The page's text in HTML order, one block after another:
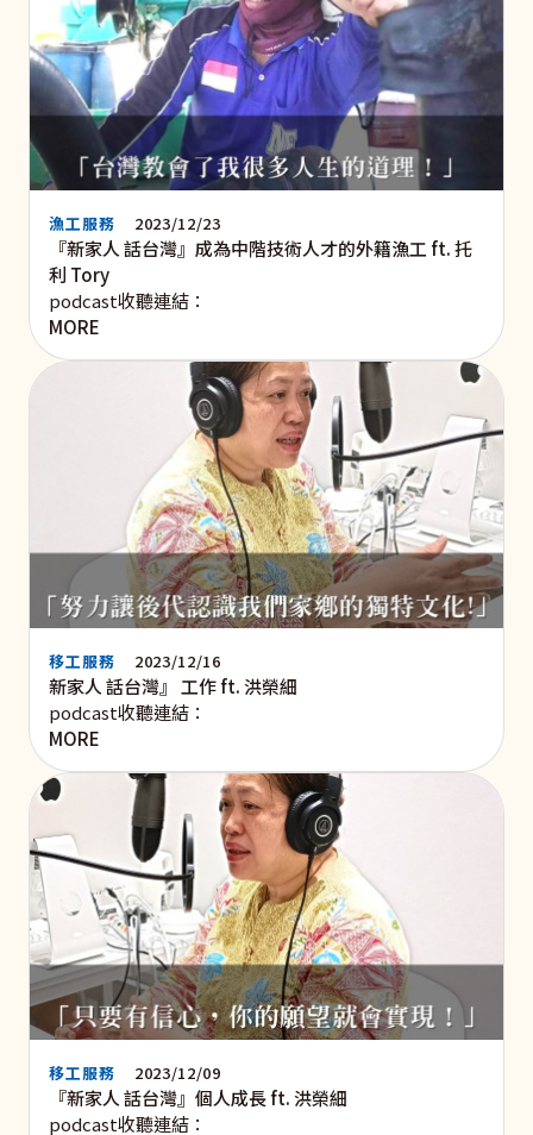
漁工服務 2023/12/23
『新家人 話台灣』成為中階技術人才的外籍漁工 ft. 托
利 Tory
podcast收聽連結：
MORE
移工服務 2023/12/16
新家人 話台灣』 工作 ft. 洪榮細
podcast收聽連結：
MORE
移工服務 2023/12/09
『新家人 話台灣』個人成長 ft. 洪榮細
podcast收聽連結：